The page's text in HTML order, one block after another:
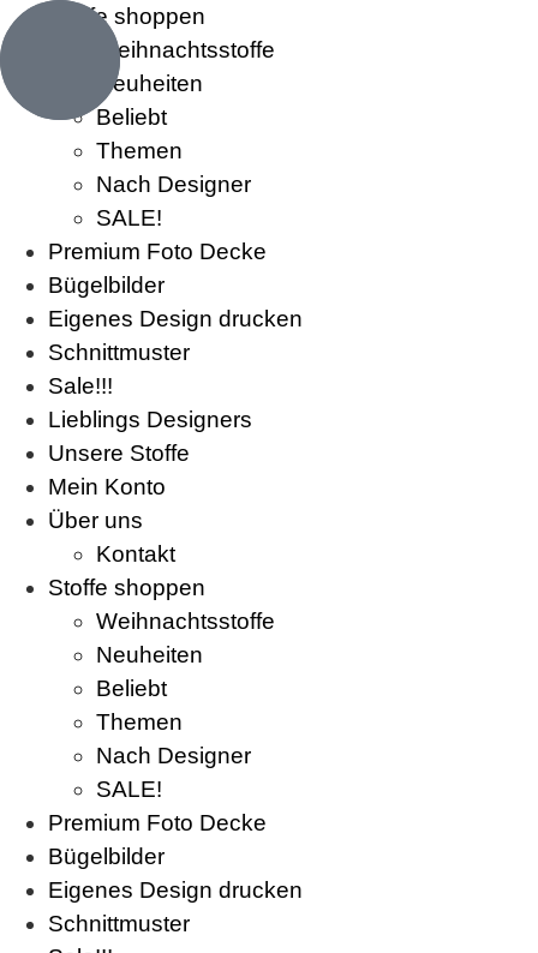
Stoffe shoppen
Weihnachtsstoffe
Neuheiten
Beliebt
Themen
Nach Designer
SALE!
Premium Foto Decke
Bügelbilder
Eigenes Design drucken
Schnittmuster
Sale!!!
Lieblings Designers
Unsere Stoffe
Mein Konto
Über uns
Kontakt
Stoffe shoppen
Weihnachtsstoffe
Neuheiten
Beliebt
Themen
Nach Designer
SALE!
Premium Foto Decke
Bügelbilder
Eigenes Design drucken
Schnittmuster